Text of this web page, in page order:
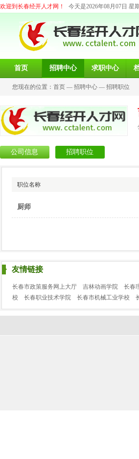
欢迎到长春经开人才网！ 今天是2026年08月07日 星
首页 招聘中心 求职中心
您现在的位置： 首页 — 招聘中心 — 招聘职位
公司信息 招聘职位
职位名称
厨师
友情链接
长春市政策服务网上大厅 吉林动画学院 长春
校
长春职业技术学院 长春市机械工业学校